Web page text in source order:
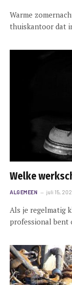
Warme
thuiskantoor dat
Welke
ALGEMEEN juli 15,
Als je regelmatig
professional bent